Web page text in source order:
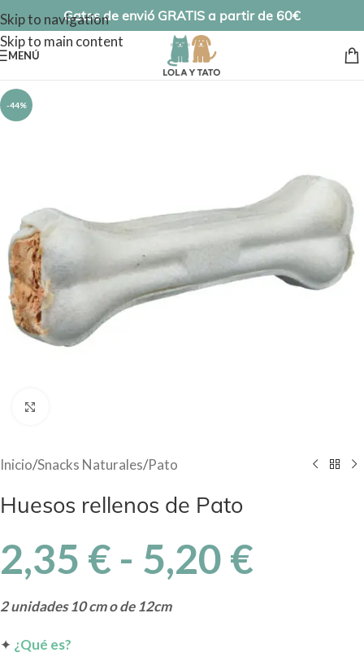
Skip to navigation
Skip to main content
Gatos de envió GRATIS a partir de 60€
MENÚ
-44%
Inicio/Snacks Naturales/Pato
Huesos rellenos de Pato
2,35 € - 5,20 €
2 unidades 10 cm o de 12cm
✦ ¿Qué es?